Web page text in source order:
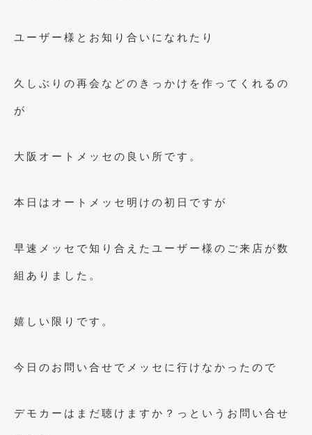
ユーザー様とお知り合いになれたり
久しぶりの再会などのきっかけを作ってくれるの
が
大阪オートメッセの良い所です。
本日はオートメッセ明けの初日ですが
早速メッセで知り合えたユーザー様のご来店が数
組ありました。
嬉しい限りです。
今日のお問い合せでメッセに行けなかったので
デモカーはまだ聴けますか？っというお問い合せ